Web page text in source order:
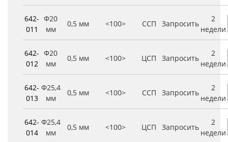
642-
011
Φ20
мм
0,5 мм <100> ССП Запросить
2
недели
642-
012
Φ20
мм
0,5 мм <100> ЦСП Запросить
2
недели
642-
013
Φ25,4
мм
0,5 мм <100> ССП Запросить
2
недели
642-
014
Φ25,4
мм
0,5 мм <100> ЦСП Запросить
2
недели